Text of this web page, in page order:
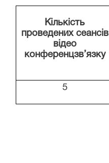
Кількість
проведених сеансів
відео
конференцзв’язку
5